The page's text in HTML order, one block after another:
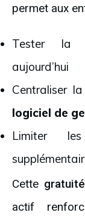
permet aux
Tester la
aujourd’hui
Centraliser
logiciel de
Limiter les
Cette gratuité
actif